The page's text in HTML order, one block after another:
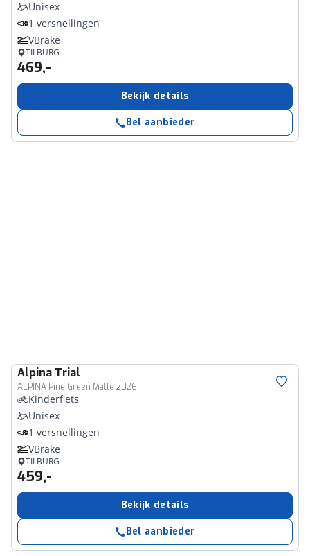
Unisex
1 versnellingen
VBrake
TILBURG
469,-
Bekijk details
Bel aanbieder
Alpina Trial
ALPINA Pine Green Matte 2026
Kinderfiets
Unisex
1 versnellingen
VBrake
TILBURG
459,-
Bekijk details
Bel aanbieder